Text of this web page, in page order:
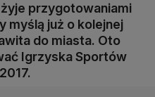
żyje przygotowaniami
myślą już o kolejnej
do miasta. Oto
Igrzyska Sportów